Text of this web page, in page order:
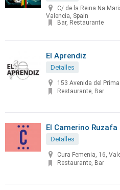
C/ de la Reina Na
Valencia, Spain
Bar, Restaurante
El Aprendiz
Detalles
153 Avenida del
Restaurante, Bar
El Camerino Ruzafa
Detalles
Cura Femenia, 16,
Restaurante, Bar